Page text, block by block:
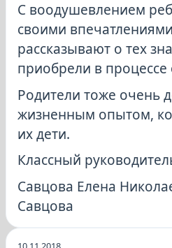
С воодушевлением
своими
рассказывают о тех
приобрели в процессе
Родители тоже очень
жизненным опытом,
их дети.
Классный
Савцова Елена
Савцова